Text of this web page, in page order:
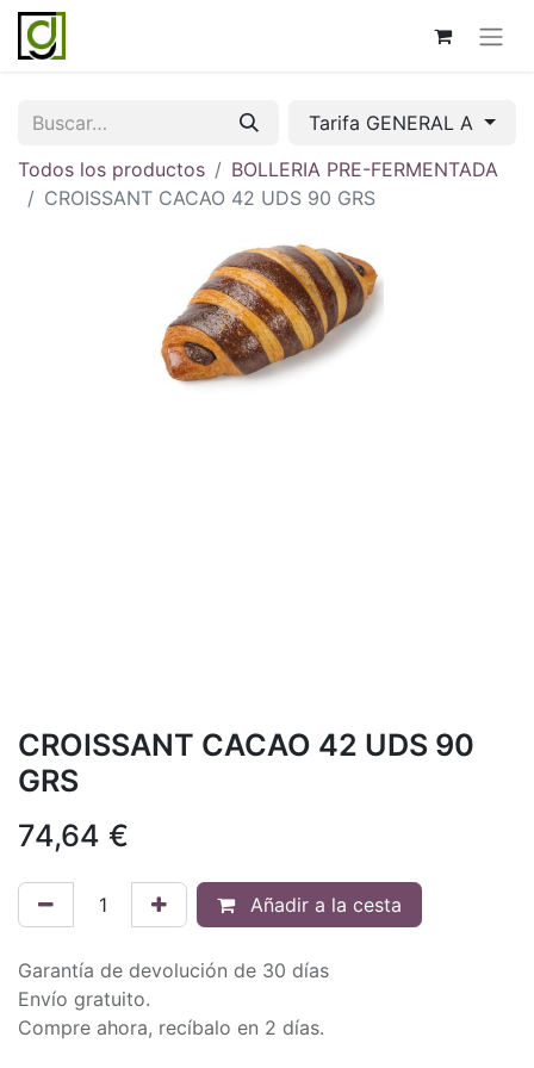
Tarifa GENERAL A
Todos los productos
BOLLERIA PRE-FERMENTADA
CROISSANT CACAO 42 UDS 90 GRS
CROISSANT CACAO 42 UDS 90
GRS
74,64 €
Añadir a la cesta
Garantía de devolución de 30 días
Envío gratuito.
Compre ahora, recíbalo en 2 días.